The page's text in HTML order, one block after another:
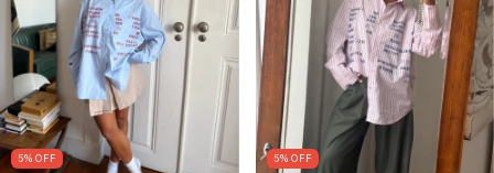
5% OFF 5% OFF